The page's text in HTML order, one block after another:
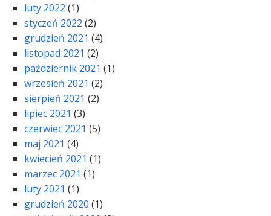
luty 2022 (1)
styczeń 2022 (2)
grudzień 2021 (4)
listopad 2021 (2)
październik 2021 (1)
wrzesień 2021 (2)
sierpień 2021 (2)
lipiec 2021 (3)
czerwiec 2021 (5)
maj 2021 (4)
kwiecień 2021 (1)
marzec 2021 (1)
luty 2021 (1)
grudzień 2020 (1)